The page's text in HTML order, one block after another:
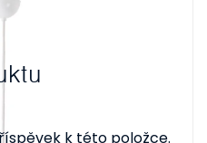
k této položce.